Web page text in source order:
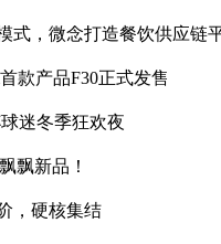
式，微念打造餐饮供应链
款产品F30正式发售
迷冬季狂欢夜
飘新品！
，硬核集结